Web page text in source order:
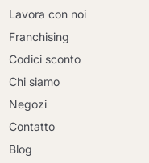
Lavora con noi
Franchising
Codici sconto
Chi siamo
Negozi
Contatto
Blog